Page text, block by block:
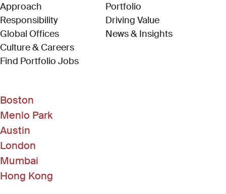
Approach
Responsibility
Global Offices
Culture & Careers
Find Portfolio Jobs(Link opens in new window)
Portfolio
Driving Value
News & Insights
Boston
Menlo Park
Austin
London
Mumbai
Hong Kong